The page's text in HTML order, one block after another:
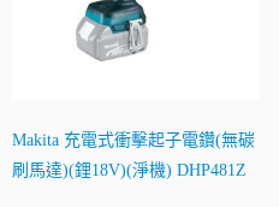
Makita 充電式衝擊起子電鑽(無碳
刷馬達)(鋰18V)(淨機) DHP481Z